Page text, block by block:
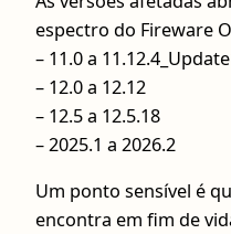
espectro do Fireware
– 11.0 a
– 12.0 a 12.12
– 12.5 a 12.5.18
– 2025.1 a 2026.2
Um ponto sensível é
encontra em fim de